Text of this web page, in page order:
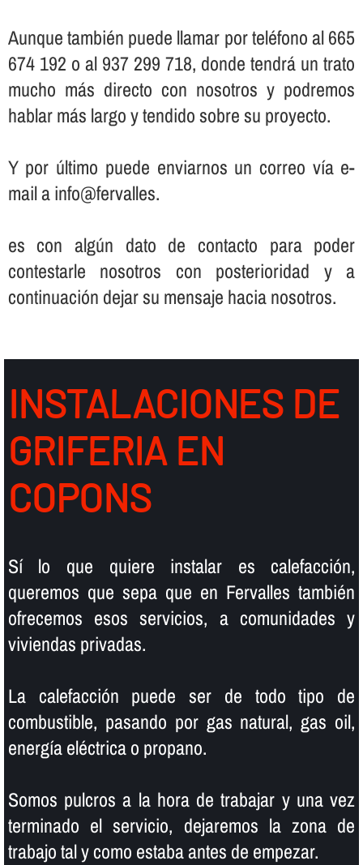
Aunque también puede llamar por teléfono al 665
674 192 o al 937 299 718, donde tendrá un trato
mucho más directo con nosotros y podremos
hablar más largo y tendido sobre su proyecto.
Y por último puede enviarnos un correo ví­a e-
mail a info@fervalles.
es con algún dato de contacto para poder
contestarle nosotros con posterioridad y a
continuación dejar su mensaje hacia nosotros.
INSTALACIONES DE
GRIFERIA EN
COPONS
Sí­ lo que quiere instalar es calefacción,
queremos que sepa que en Fervalles también
ofrecemos esos servicios, a comunidades y
viviendas privadas.
La calefacción puede ser de todo tipo de
combustible, pasando por gas natural, gas oil,
energí­a eléctrica o propano.
Somos pulcros a la hora de trabajar y una vez
terminado el servicio, dejaremos la zona de
trabajo tal y como estaba antes de empezar.